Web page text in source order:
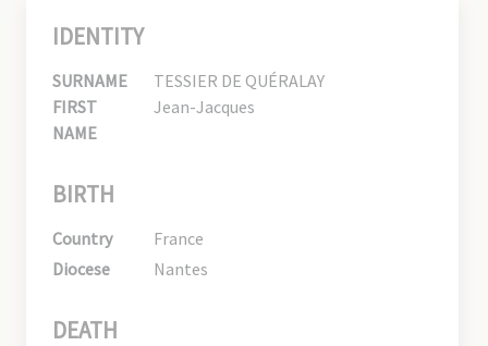
IDENTITY
SURNAME
TESSIER DE QUÉRALAY
FIRST
NAME
Jean-Jacques
BIRTH
Country
France
Diocese
Nantes
DEATH